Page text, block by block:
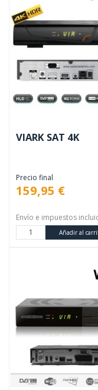
VIARK SAT 4K
Precio final
159,95 €
Envío e impuestos
Añadir al